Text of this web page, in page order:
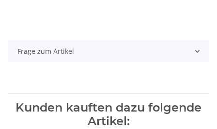
Frage zum Artikel
Kunden kauften dazu folgende
Artikel: